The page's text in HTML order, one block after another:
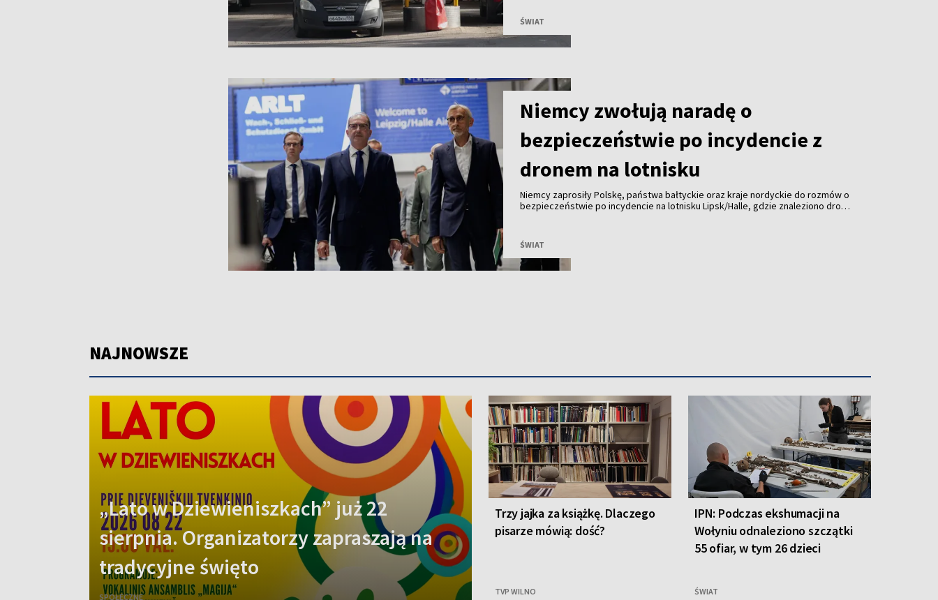
ŚWIAT
Niemcy zwołują naradę o
bezpieczeństwie po incydencie z
dronem na lotnisku
Niemcy zaprosiły Polskę, państwa bałtyckie oraz kraje nordyckie do rozmów o
bezpieczeństwie po incydencie na lotnisku Lipsk/Halle, gdzie znaleziono drona
ŚWIAT
NAJNOWSZE
„Lato w Dziewieniszkach” już 22
sierpnia. Organizatorzy zapraszają na
tradycyjne święto
SPOŁECZNE
Trzy jajka za książkę. Dlaczego
pisarze mówią: dość?
TVP WILNO
IPN: Podczas ekshumacji na
Wołyniu odnaleziono szczątki
55 ofiar, w tym 26 dzieci
ŚWIAT